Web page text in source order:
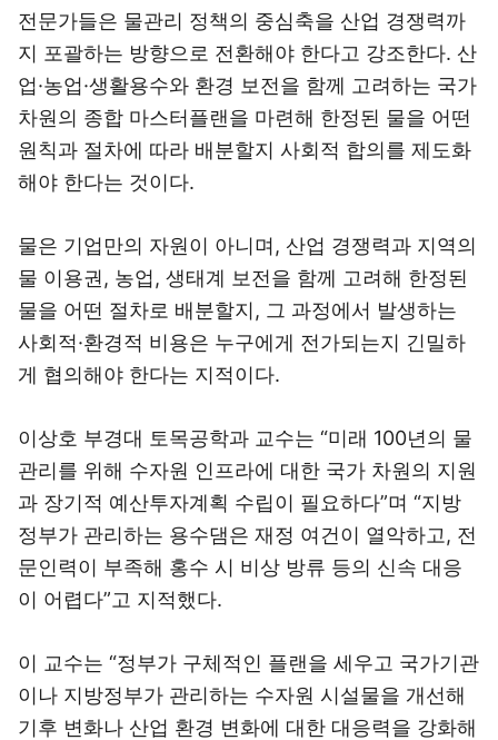
전문가들은 물관리 정책의 중심축을 산업 경쟁력까
지 포괄하는 방향으로 전환해야 한다고 강조한다. 산
업·농업·생활용수와 환경 보전을 함께 고려하는 국가
차원의 종합 마스터플랜을 마련해 한정된 물을 어떤
원칙과 절차에 따라 배분할지 사회적 합의를 제도화
해야 한다는 것이다.
물은 기업만의 자원이 아니며, 산업 경쟁력과 지역의
물 이용권, 농업, 생태계 보전을 함께 고려해 한정된
물을 어떤 절차로 배분할지, 그 과정에서 발생하는
사회적·환경적 비용은 누구에게 전가되는지 긴밀하
게 협의해야 한다는 지적이다.
이상호 부경대 토목공학과 교수는 “미래 100년의 물
관리를 위해 수자원 인프라에 대한 국가 차원의 지원
과 장기적 예산투자계획 수립이 필요하다”며 “지방
정부가 관리하는 용수댐은 재정 여건이 열악하고, 전
문인력이 부족해 홍수 시 비상 방류 등의 신속 대응
이 어렵다”고 지적했다.
이 교수는 “정부가 구체적인 플랜을 세우고 국가기관
이나 지방정부가 관리하는 수자원 시설물을 개선해
기후 변화나 산업 환경 변화에 대한 대응력을 강화해